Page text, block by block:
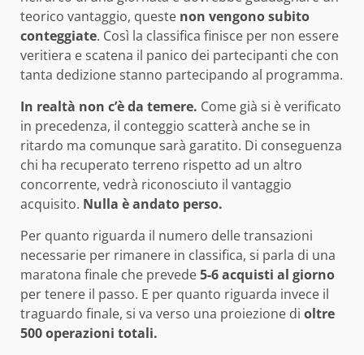
teorico vantaggio, queste non vengono subito
conteggiate. Così la classifica finisce per non essere
veritiera e scatena il panico dei partecipanti che con
tanta dedizione stanno partecipando al programma.
In realtà non c’è da temere. Come già si è verificato
in precedenza, il conteggio scatterà anche se in
ritardo ma comunque sarà garatito. Di conseguenza
chi ha recuperato terreno rispetto ad un altro
concorrente, vedrà riconosciuto il vantaggio
acquisito. Nulla è andato perso.
Per quanto riguarda il numero delle transazioni
necessarie per rimanere in classifica, si parla di una
maratona finale che prevede5-6 acquisti al giorno
per tenere il passo. E per quanto riguarda invece il
traguardo finale, si va verso una proiezione di oltre
500 operazioni totali.